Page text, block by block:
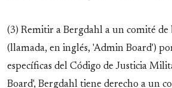
(3) Remitir a Bergdahl a un comité
(llamada, en inglés, 'Admin Board')
específicas del Código de Justicia
Board', Bergdahl tiene derecho a un